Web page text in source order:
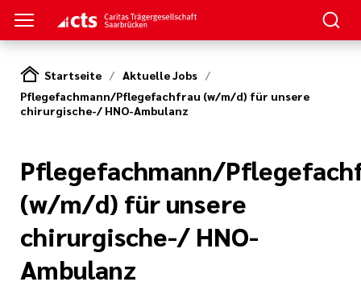
Startseite
Aktuelle Jobs
Pflegefachmann/Pflegefachfrau (w/m/d) für unsere
chirurgische-/ HNO-Ambulanz
Pflegefachmann/
(w/m/d) für unsere
chirurgische-/ HNO-
Ambulanz